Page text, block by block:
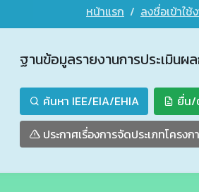
หน้าแรก ลงชื่อเข้าใช้
ฐานข้อมูลรายงานการประเมิน
ค้นหา IEE/EIA/EHIA
ยื่น/
ประกาศเรื่องการจัดประเภทโครง